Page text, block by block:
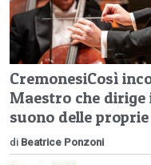
CremonesiCosì
Maestro che
suono delle
di Beatrice Ponzoni